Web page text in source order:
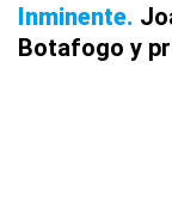
Inminente
Botafogo y